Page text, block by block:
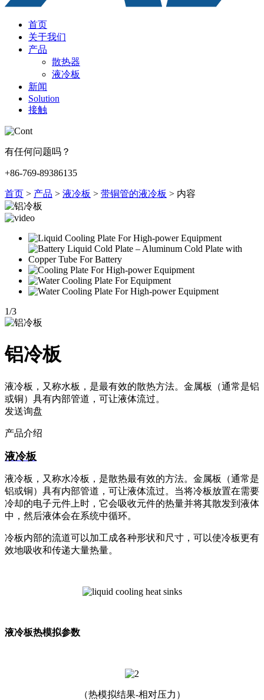
首页
关于我们
产品
散热器
液冷板
新闻
Solution
接触
有任何问题吗？
+86-769-89386135
首页 > 产品 > 液冷板 > 带铜管的液冷板 > 内容
1/3
铝冷板
液冷板，又称水板，是最有效的散热方法。金属板（通常是铝
或铜）具有内部管道，可让液体流过。
发送询盘
产品介绍
液冷板
液冷板 ，又称水冷板，是散热最有效的方法。金属板（通常是
铝或铜）具有内部管道，可让液体流过。当将冷板放置在需要
冷却的电子元件上时，它会吸收元件的热量并将其散发到液体
中，然后液体会在系统中循环。
冷板内部的流道可以加工成各种形状和尺寸，可以使冷板更有
效地吸收和传递大量热量。
液冷板热模拟参数
（热模拟结果-相对压力）